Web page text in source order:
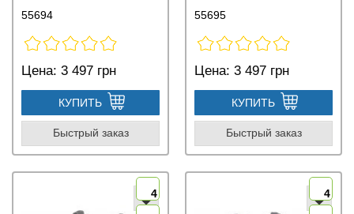
55694
Цена: 3 497 грн
КУПИТЬ
Быстрый заказ
55695
Цена: 3 497 грн
КУПИТЬ
Быстрый заказ
4 4